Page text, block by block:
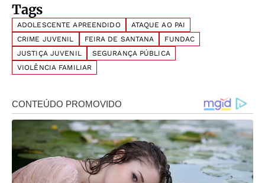
Tags
ADOLESCENTE APREENDIDO
ATAQUE AO PAI
CRIME JUVENIL
FEIRA DE SANTANA
FUNDAC
JUSTIÇA JUVENIL
SEGURANÇA PÚBLICA
VIOLÊNCIA FAMILIAR